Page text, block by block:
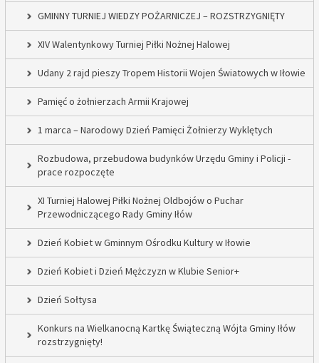
GMINNY TURNIEJ WIEDZY POŻARNICZEJ – ROZSTRZYGNIĘTY
XIV Walentynkowy Turniej Piłki Nożnej Halowej
Udany 2 rajd pieszy Tropem Historii Wojen Światowych w Iłowie
Pamięć o żołnierzach Armii Krajowej
1 marca – Narodowy Dzień Pamięci Żołnierzy Wyklętych
Rozbudowa, przebudowa budynków Urzędu Gminy i Policji -
prace rozpoczęte
XI Turniej Halowej Piłki Nożnej Oldbojów o Puchar
Przewodniczącego Rady Gminy Iłów
Dzień Kobiet w Gminnym Ośrodku Kultury w Iłowie
Dzień Kobiet i Dzień Mężczyzn w Klubie Senior+
Dzień Sołtysa
Konkurs na Wielkanocną Kartkę Świąteczną Wójta Gminy Iłów
rozstrzygnięty!